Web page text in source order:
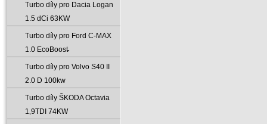
Turbo díly pro Dacia Logan
1.5 dCi 63KW
Turbo díly pro Ford C-MAX
1.0 EcoBoost̵
Turbo díly pro Volvo S40 II
2.0 D 100kw
Turbo díly ŠKODA Octavia
1‚9TDI 74KW